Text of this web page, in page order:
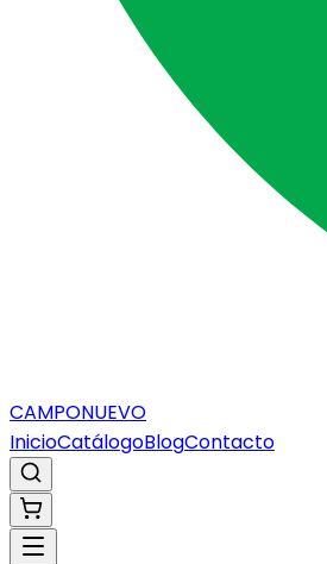
CAMPONUEVO
InicioCatálogoBlogContacto